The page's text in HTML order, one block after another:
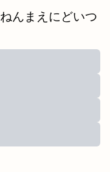
ねんまえにどいつ